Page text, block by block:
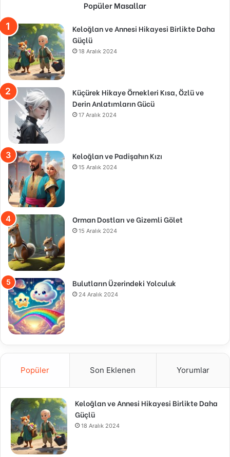
Popüler Masallar
Keloğlan ve Annesi Hikayesi Birlikte Daha
Güçlü
18 Aralık 2024
Küçürek Hikaye Örnekleri Kısa, Özlü ve
Derin Anlatımların Gücü
17 Aralık 2024
Keloğlan ve Padişahın Kızı
15 Aralık 2024
Orman Dostları ve Gizemli Gölet
15 Aralık 2024
Bulutların Üzerindeki Yolculuk
24 Aralık 2024
Popüler Son Eklenen Yorumlar
Keloğlan ve Annesi Hikayesi Birlikte Daha
Güçlü
18 Aralık 2024